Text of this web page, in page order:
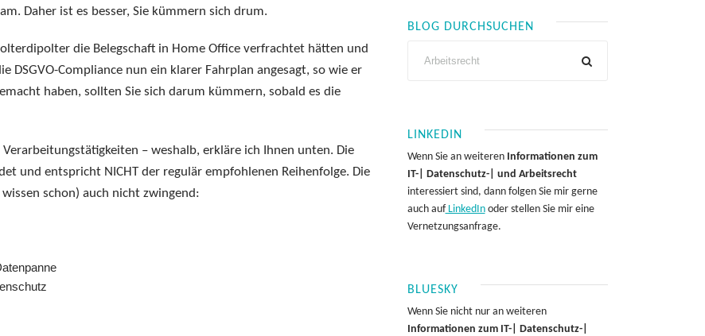
Daher ist es besser, Sie kümmern sich drum.
die Belegschaft in Home Office verfrachtet hätten und
DSGVO-Compliance nun ein klarer Fahrplan angesagt, so wie er
haben, sollten Sie sich darum kümmern, sobald es die
– weshalb, erkläre ich Ihnen unten. Die
und entspricht NICHT der regulär empfohlenen Reihenfolge. Die
schon) auch nicht zwingend:
BLOG DURCHSUCHEN
LINKEDIN
Wenn Sie an weiteren Informationen zum
IT-| Datenschutz-| und Arbeitsrecht
interessiert sind, dann folgen Sie mir gerne
auch aufLinkedInoder stellen Sie mir eine
Vernetzungsanfrage.
BLUESKY
Wenn Sie nicht nur an weiteren
Informationen zum IT-| Datenschutz-|